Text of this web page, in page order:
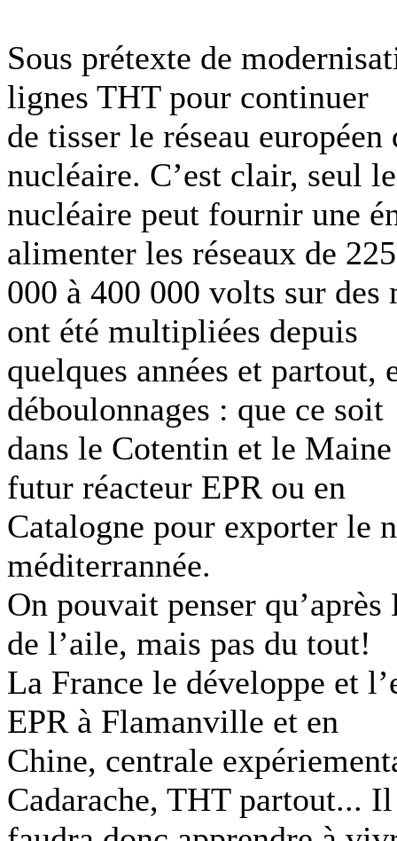
Sous prétexte de
lignes THT pour continuer
de tisser le réseau
nucléaire. C’est clair, seul le
nucléaire peut fournir une
alimenter les réseaux de 225
000 à 400 000 volts sur
ont été multipliées depuis
quelques années et partout,
déboulonnages : que ce soit
dans le Cotentin et le
futur réacteur EPR ou en
Catalogne pour exporter le
méditerrannée.
On pouvait penser
de l’aile, mais pas du tout!
La France le développe et
EPR à Flamanville et en
Chine, centrale
Cadarache, THT partout... Il